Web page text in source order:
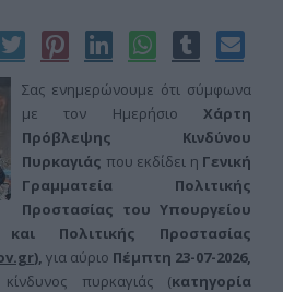
Σας ενημερώνουμε ότι σύμφωνα
με τον Ημερήσιο Χάρτη
Πρόβλεψης Κινδύνου
Πυρκαγιάς που εκδίδει η Γενική
Γραμματεία Πολιτικής
Προστασίας του Υπουργείου
Πολιτικής Προστασίας
), για αύριο Πέμπτη 23-07-2026,
κίνδυνος πυρκαγιάς (κατηγορία